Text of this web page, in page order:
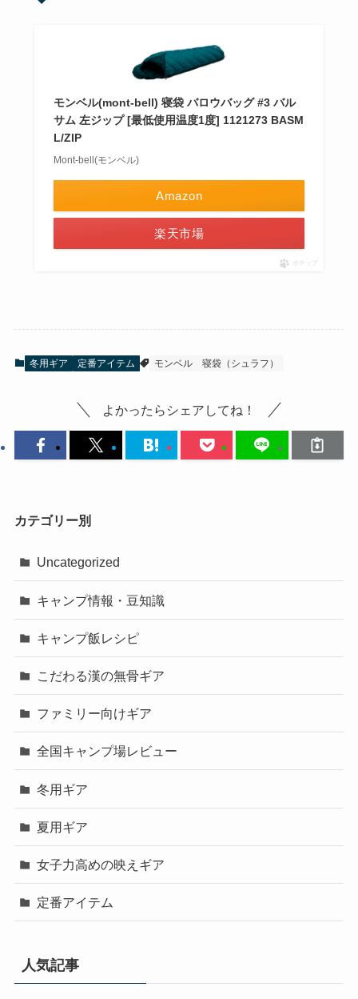
モンベル(mont-bell) 寝袋 バロウバッグ #3 バル
サム 左ジップ [最低使用温度1度] 1121273 BASM
L/ZIP
Mont-bell(モンベル)
Amazon
楽天市場
ポチップ
冬用ギア 定番アイテム モンベル 寝袋（シュラフ）
よかったらシェアしてね！
カテゴリー別
Uncategorized
キャンプ情報・豆知識
キャンプ飯レシピ
こだわる漢の無骨ギア
ファミリー向けギア
全国キャンプ場レビュー
冬用ギア
夏用ギア
女子力高めの映えギア
定番アイテム
人気記事